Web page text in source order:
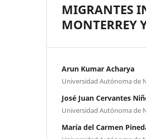
MIGRANTES
MONTERREY
Arun Kumar Acharya
Universidad Autónoma de
José Juan Cervantes
Universidad Autónoma de
María del Carmen